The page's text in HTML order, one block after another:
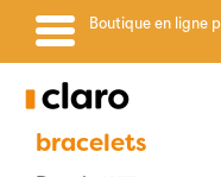
Boutique en ligne
bracelets